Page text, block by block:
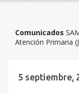
Comunicados
Atención Primaria
5 septiembre,